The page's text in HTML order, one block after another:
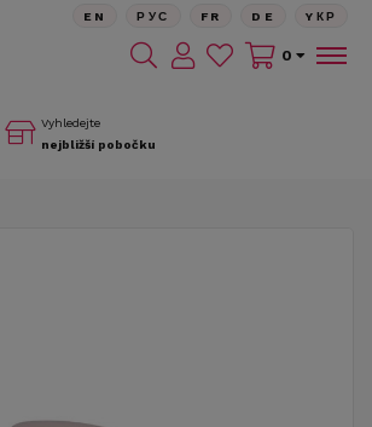
Vyhledejte
nejbližší pobočku
EN РУС FR DE YКР
0